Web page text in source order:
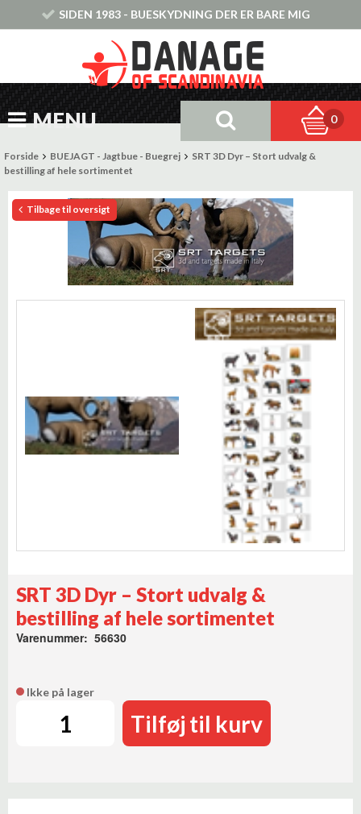
SIDEN 1983 - BUESKYDNING DER ER BARE MIG
MENU 0
Forside BUEJAGT - Jagtbue - Buegrej
SRT 3D Dyr – Stort udvalg &
bestilling af hele sortimentet
Tilbage til oversigt
SRT 3D Dyr – Stort udvalg &
bestilling af hele sortimentet
Varenummer: 56630
Ikke på lager
Tilføj til kurv